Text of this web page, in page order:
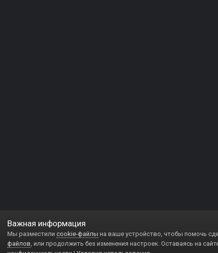
Важная информация
Мы разместили cookie-файлы на ваше устройство, чтобы помочь
файлов, или продолжить без изменения настроек. Оставаясь на